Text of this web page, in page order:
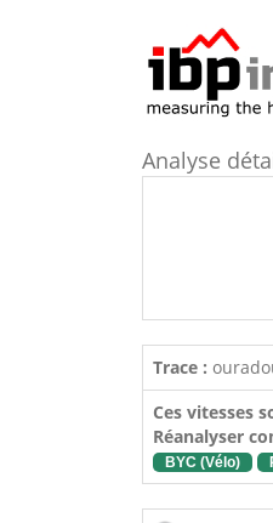
Analyse
Trace :
Ces vitesses
Réanalyser
BYC (Vélo)